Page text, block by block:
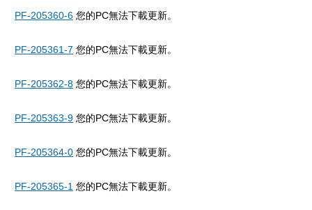
PF-205360-6 您的PC無法下載更新。
PF-205361-7 您的PC無法下載更新。
PF-205362-8 您的PC無法下載更新。
PF-205363-9 您的PC無法下載更新。
PF-205364-0 您的PC無法下載更新。
PF-205365-1 您的PC無法下載更新。